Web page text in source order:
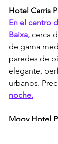
Hotel Carris
En el centro
Baixa, cerca
de gama
paredes de
elegante,
urbanos.
noche.
Moov Hotel